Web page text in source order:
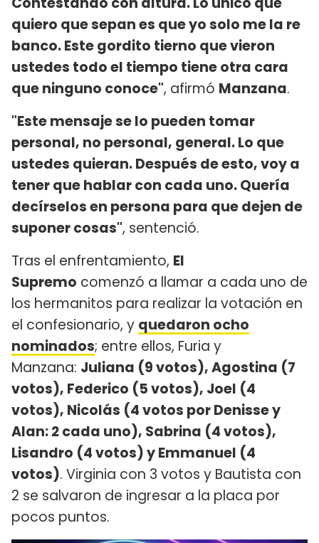
quiero que sepan es que yo solo me la re
banco. Este gordito tierno que vieron
ustedes todo el tiempo tiene otra cara
que ninguno conoce", afirmó Manzana.
"Este mensaje se lo pueden tomar
personal, no personal, general. Lo que
ustedes quieran. Después de esto, voy a
tener que hablar con cada uno. Quería
decírselos en persona para que dejen de
suponer cosas", sentenció.
Tras el enfrentamiento, El
Supremo comenzó a llamar a cada uno de
los hermanitos para realizar la votación en
el confesionario, y quedaron ocho
nominados; entre ellos, Furia y
Manzana: Juliana (9 votos), Agostina (7
votos), Federico (5 votos), Joel (4
votos), Nicolás (4 votos por Denisse y
Alan: 2 cada uno), Sabrina (4 votos),
Lisandro (4 votos) y Emmanuel (4
votos). Virginia con 3 votos y Bautista con
2 se salvaron de ingresar a la placa por
pocos puntos.